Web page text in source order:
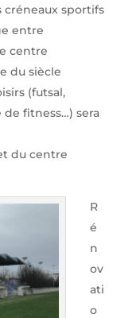
sportifs
entre
centre
du siècle
(futsal,
de fitness…) sera
du centre
R
é
n
ov
ati
o